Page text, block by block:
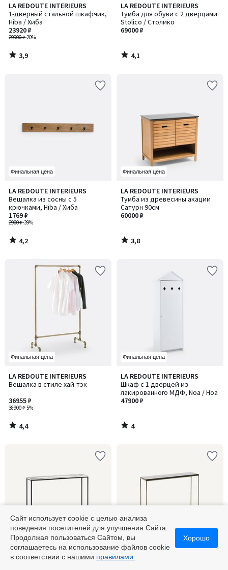
LA REDOUTE INTERIEURS
1-дверный стальной шкафчик,
Hiba / Хиба
29900 ₽-20%
23920 ₽
3,9
/ 5
3,9
/
LA REDOUTE INTERIEURS
Тумба для обуви с 2 дверцами
Stolico / Столико
69000 ₽
4,1
/ 5
4,1
/
Финальная цена
LA REDOUTE INTERIEURS
Вешалка из сосны с 5
крючками, Hiba / Хиба
2900 ₽-39%
1769 ₽
4,2
/ 5
4,2
/
Финальная цена
LA REDOUTE INTERIEURS
Тумба из древесины акации
Сатурн 90см
60000 ₽
3,8
/ 5
3,8
/
Финальная цена
LA REDOUTE INTERIEURS
Вешалка в стиле хай-тэк
38900 ₽-5%
36955 ₽
4,4
/ 5
4,4
/
Финальная цена
LA REDOUTE INTERIEURS
Шкаф с 1 дверцей из
лакированного МДФ, Noa / Ноа
47900 ₽
4
/
5
4
/
Финальная цена
AM.PM
4,6
Финальная цена
AM.PM
4,3
Количество
Сайт использует cookie с целью анализа
поведения посетителей для улучшения Сайта.
Продолжая пользоваться Сайтом, вы
соглашаетесь на использование файлов cookie
в соответствии с нашими правилами.
Хорошо